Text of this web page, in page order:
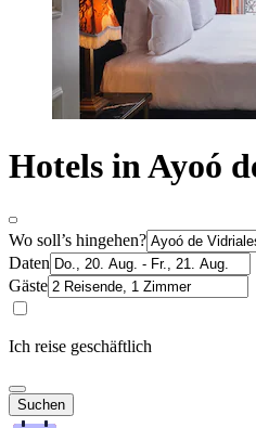
Hotels in Ayoó
Wo soll’s hingehen?
Daten
Gäste
Ich reise geschäftlich
Suchen